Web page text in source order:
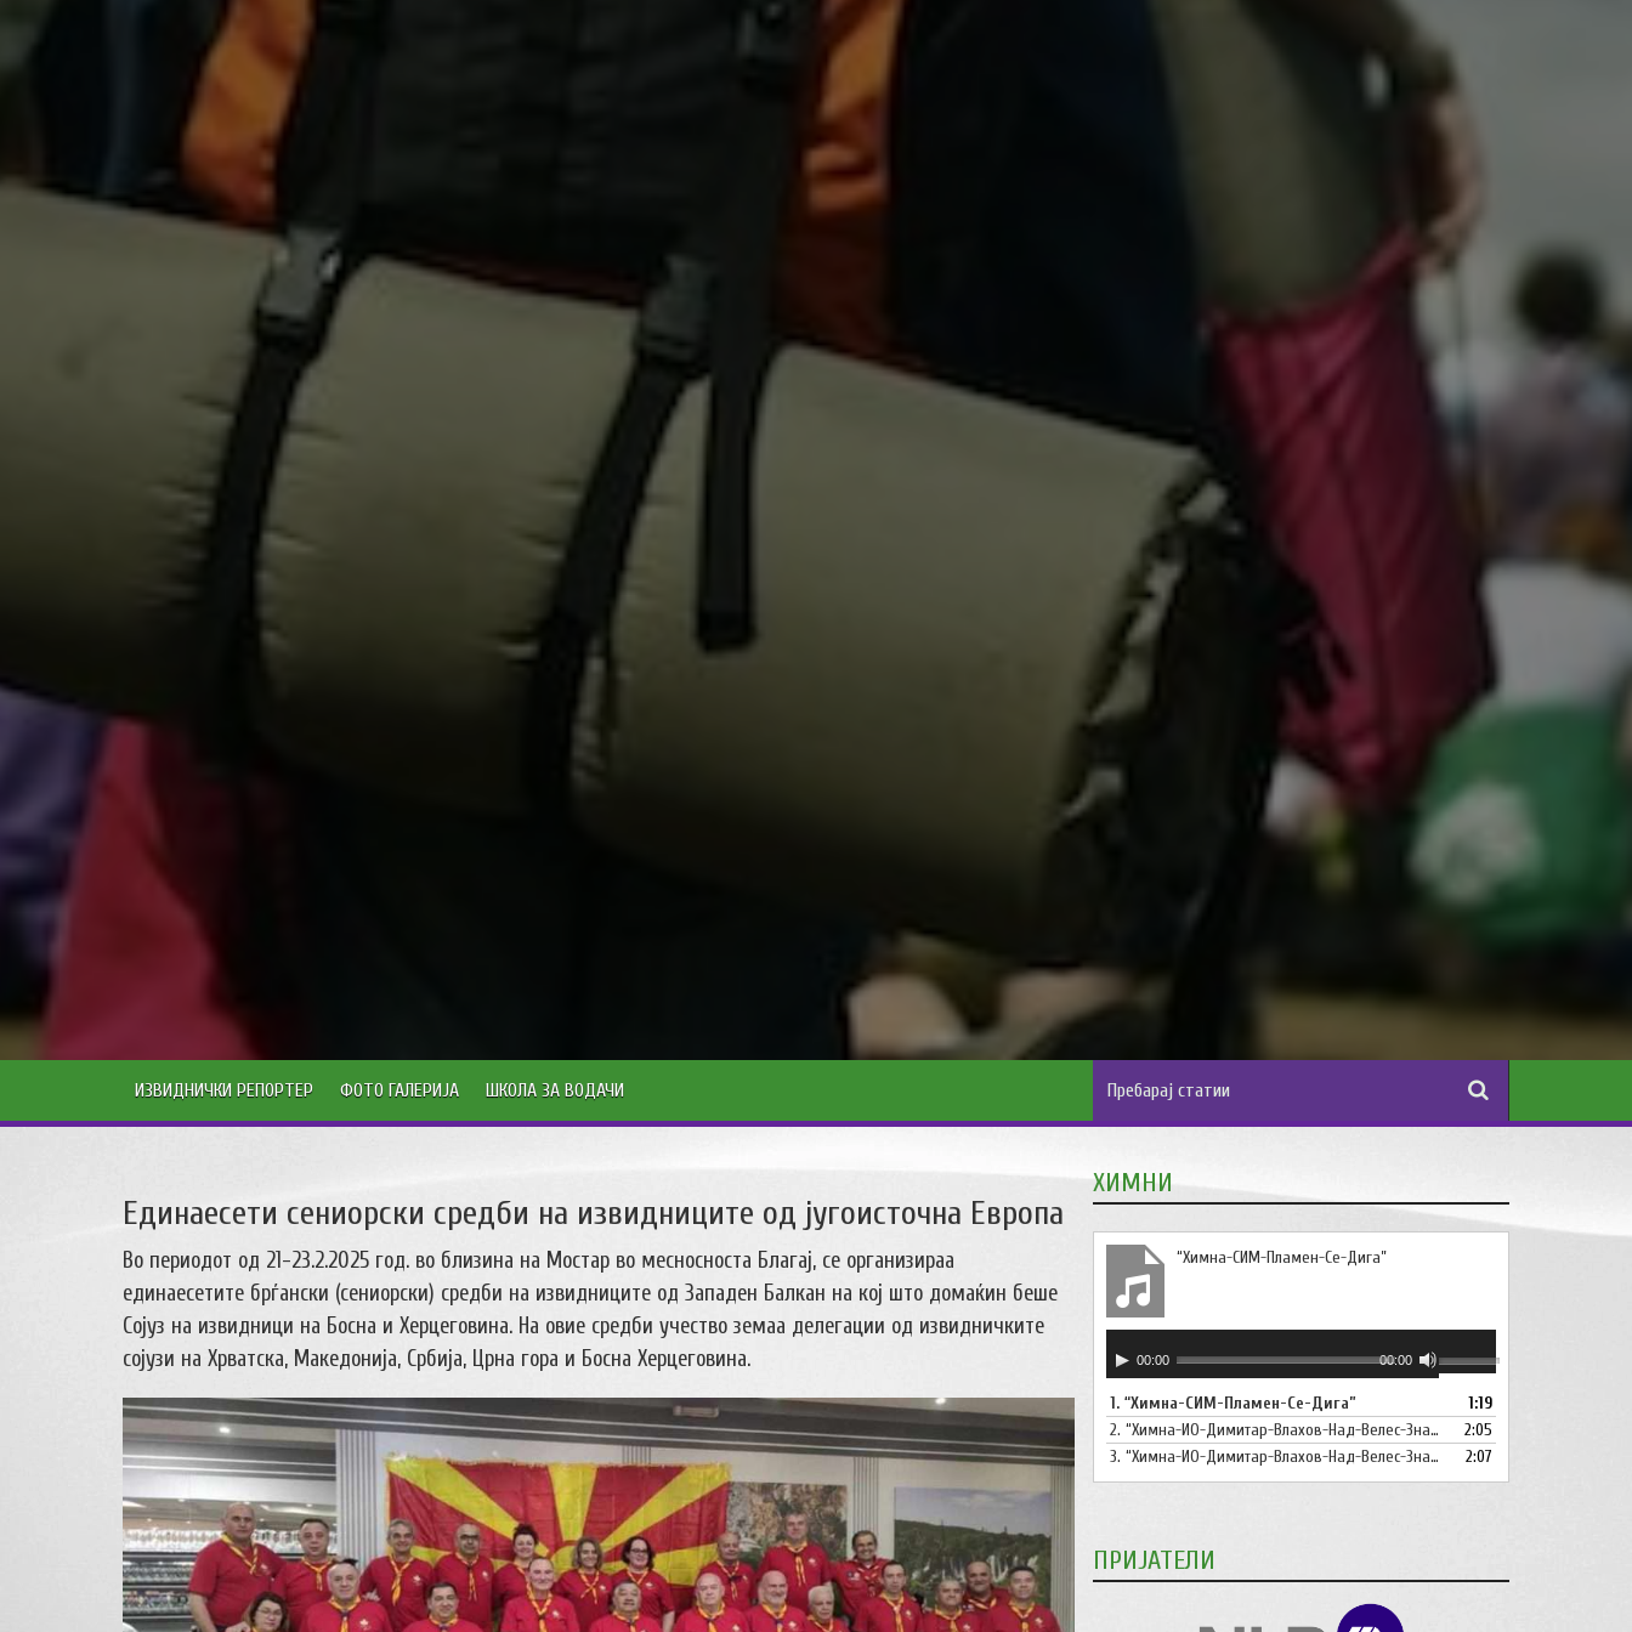
ИЗВИДНИЧКИ РЕПОРТЕР ФОТО ГАЛЕРИЈА ШКОЛА ЗА ВОДАЧИ
Единаесети сениорски средби на извидниците од југоисточна Европа
Во периодот од 21-23.2.2025 год. во близина на Мостар во месносноста Благај, се организираа
единаесетите брѓански (сениорски) средби на извидниците од Западен Балкан на кој што домаќин беше
Сојуз на извидници на Босна и Херцеговина. На овие средби учество земаа делегации од извидничките
сојузи на Хрватска, Македонија, Србија, Црна гора и Босна Херцеговина.
ХИМНИ
“Химна-СИМ-Пламен-Се-Дига”
плејер00:00 00:00
ги
копшињата
Горна
стрела/
Долна
или
1.“Химна-СИМ-Пламен-Се-Дига”
1:19
2.“Химна-ИО-Димитар-Влахов-Над-Велес-Знаме-Се-Вее”
2:05
3.“Химна-ИО-Димитар-Влахов-Над-Велес-Знаме-Се-Вее-Инструментал” 2:07
ПРИЈАТЕЛИ